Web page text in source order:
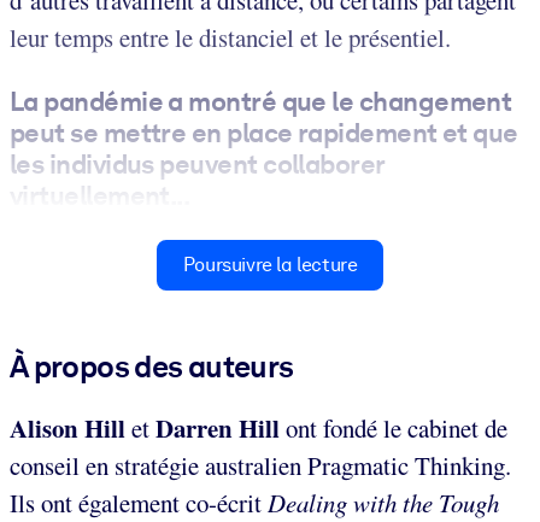
leur temps entre le distanciel et le présentiel.
La pandémie a montré que le changement
peut se mettre en place rapidement et que
lesindividuspeuvent collaborer
virtuellement...
Poursuivre la lecture
À propos des auteurs
Alison HilletDarren Hillont fondé le cabinet de
conseil en stratégie australien Pragmatic Thinking.
Ils ont également co-écritDealing with the Tough